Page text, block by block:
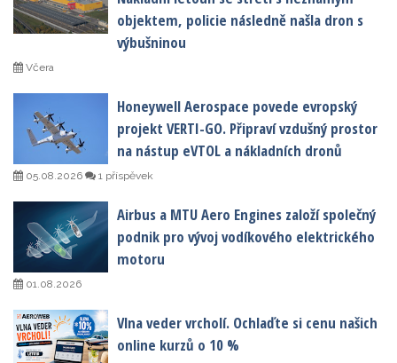
objektem, policie následně našla dron s
výbušninou
Včera
Honeywell Aerospace povede evropský
projekt VERTI-GO. Připraví vzdušný prostor
na nástup eVTOL a nákladních dronů
05.08.2026 1 příspěvek
Airbus a MTU Aero Engines založí společný
podnik pro vývoj vodíkového elektrického
motoru
01.08.2026
Vlna veder vrcholí. Ochlaďte si cenu našich
online kurzů o 10 %